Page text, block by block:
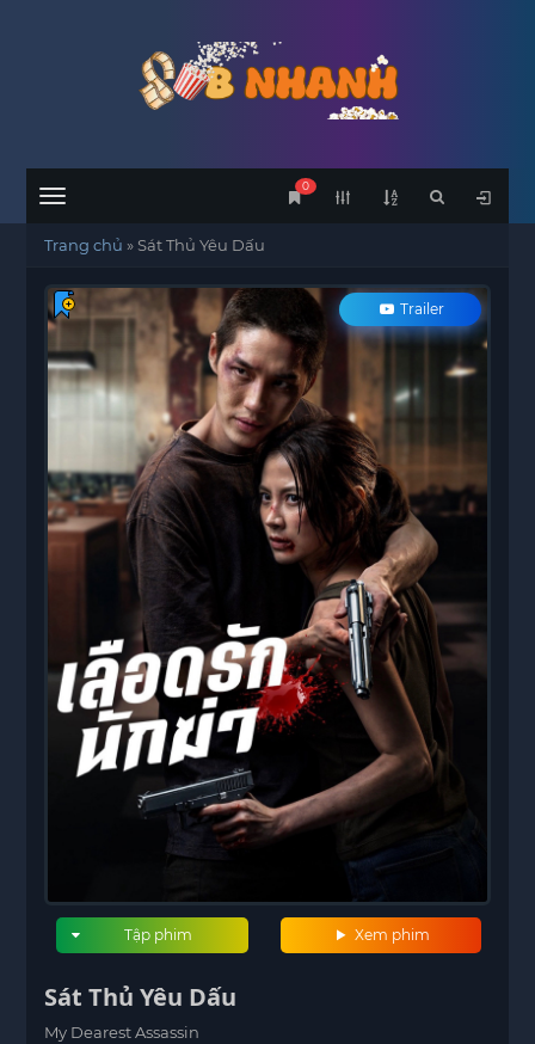
Menu
0
Trang chủ »Sát Thủ Yêu Dấu
Trailer
Xem phim
Tập phim
Sát Thủ Yêu Dấu
My Dearest Assassin